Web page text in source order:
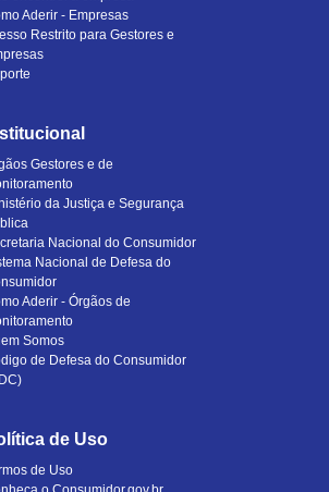
Aderir - Empresas
Restrito para Gestores e
Gestores e de
da Justiça e Segurança
Nacional do Consumidor
Nacional de Defesa do
Aderir - Órgãos de
Somos
de Defesa do Consumidor
de Uso
de Uso